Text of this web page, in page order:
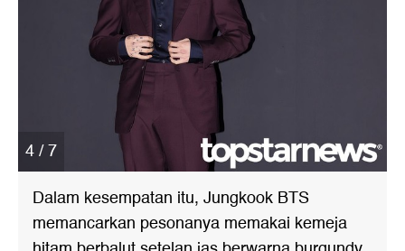
4 / 7
Dalam kesempatan itu, Jungkook BTS
memancarkan pesonanya memakai kemeja